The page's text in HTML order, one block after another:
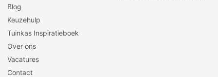
Blog
Keuzehulp
Tuinkas Inspiratieboek
Over ons
Vacatures
Contact